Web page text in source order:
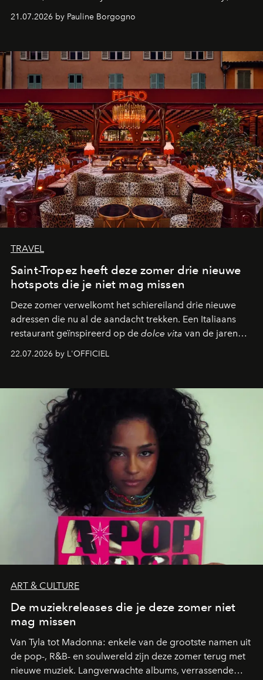
kijker met twee gastronomische creaties.
21.07.2026 by Pauline Borgogno
TRAVEL
Saint-Tropez heeft deze zomer drie nieuwe
hotspots die je niet mag missen
Deze zomer verwelkomt het schiereiland drie nieuwe
adressen die nu al de aandacht trekken. Een Italiaans
restaurant geïnspireerd op de dolce vita van de jaren
zestig, een Japanse hotspot die na zonsondergang
verandert in een bruisende ontmoetingsplek en de
neerstrijkt in Saint-Tropez. Dit zijn de nieuwe adressen
die deze zomer de toon zetten, van lange lunches tot
zwoele nachten.
22.07.2026 by L'OFFICIEL
ART & CULTURE
De muziekreleases die je deze zomer niet
mag missen
Van Tyla tot Madonna: enkele van de grootste namen uit
de pop-, R&B- en soulwereld zijn deze zomer terug met
nieuwe muziek. Langverwachte albums, verrassende